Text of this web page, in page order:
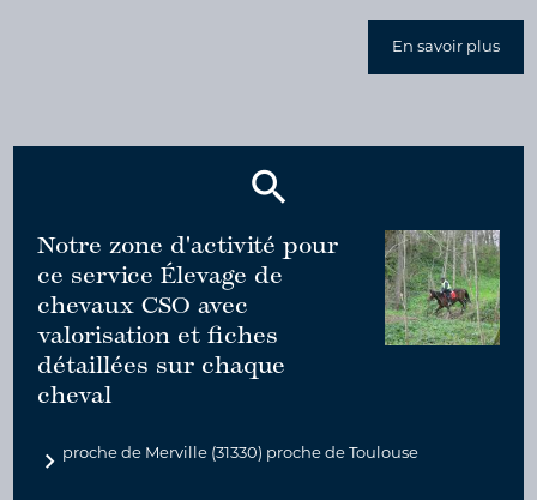
En savoir plus
Notre zone d'activité pour
ce service Élevage de
chevaux CSO avec
valorisation et fiches
détaillées sur chaque
cheval
proche de Merville (31330) proche de Toulouse